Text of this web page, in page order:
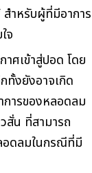
ำหรับผู้ที่มีอาการ
จ
ศเข้าสู่ปอด โดย
ทั้งยังอาจเกิด
การของหลอดลม
สั่น ที่สามารถ
อดลมในกรณีที่มี